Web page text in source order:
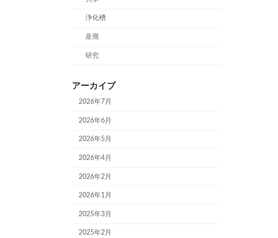
浄化槽
産廃
研究
アーカイブ
2026年7月
2026年6月
2026年5月
2026年4月
2026年2月
2026年1月
2025年3月
2025年2月